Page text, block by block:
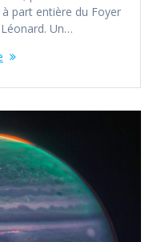
part entière du Foyer
Un…